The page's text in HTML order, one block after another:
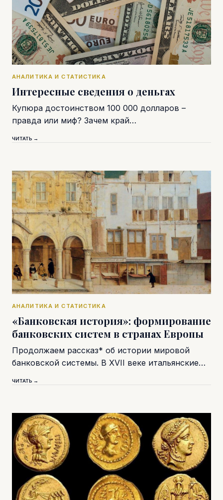
АНАЛИТИКА И СТАТИСТИКА
Интересные сведения о деньгах
Купюра достоинством 100 000 долларов –
правда или миф? Зачем край…
ЧИТАТЬ →
АНАЛИТИКА И СТАТИСТИКА
«Банковская история»: формирование
банковских систем в странах Европы
Продолжаем рассказ* об истории мировой
банковской системы. В XVII веке итальянские…
ЧИТАТЬ →